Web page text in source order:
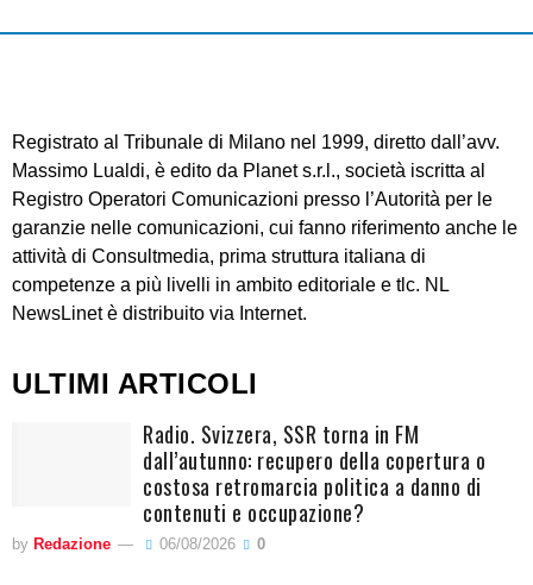
Registrato al Tribunale di Milano nel 1999, diretto dall’avv.
Massimo Lualdi, è edito da Planet s.r.l., società iscritta al
Registro Operatori Comunicazioni presso l’Autorità per le
garanzie nelle comunicazioni, cui fanno riferimento anche le
attività di Consultmedia, prima struttura italiana di
competenze a più livelli in ambito editoriale e tlc. NL
NewsLinet è distribuito via Internet.
ULTIMI ARTICOLI
Radio. Svizzera, SSR torna in FM
dall’autunno: recupero della copertura o
costosa retromarcia politica a danno di
contenuti e occupazione?
by Redazione 06/08/2026 0